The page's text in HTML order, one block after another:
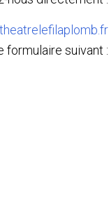
formulaire suivant :